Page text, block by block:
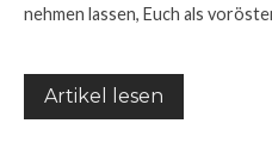
nehmen lassen, Euch als
Artikel lesen